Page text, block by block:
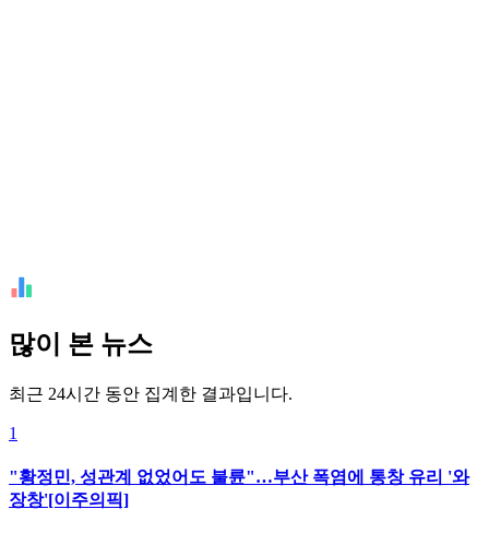
많이 본 뉴스
최근 24시간 동안 집계한 결과입니다.
1
"황정민, 성관계 없었어도 불륜"…부산 폭염에 통창 유리 '와
장창'[이주의픽]